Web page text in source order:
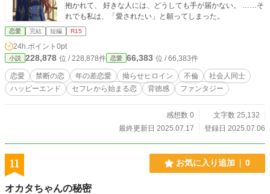
抱かれて、 好きな人には、どうしても手が届かない。 ……そ
れでも私は、「愛されたい」と願ってしまった。
恋愛 完結 短編 R15
24h.ポイント 0pt
小説 228,878 位 / 228,878件 恋愛 66,383 位 / 66,383件
恋愛 禁断の恋 年の差恋愛 拗らせヒロイン 不倫
社会人同士
ハッピーエンド
セフレから始まる恋 背徳感 ファンタジー
感想数 0
文字数 25,132
最終更新日 2025.07.17
登録日 2025.07.06
11 お気に入り追加 0
オカタちゃんの秘密